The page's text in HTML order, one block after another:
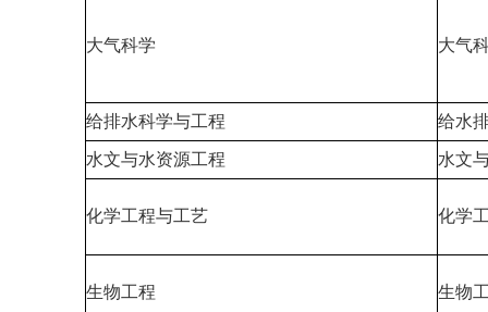
大气科学 大气
给排水科学与工程 给水
水文与水资源工程 水文
化学工程与工艺 化学
生物工程 生物